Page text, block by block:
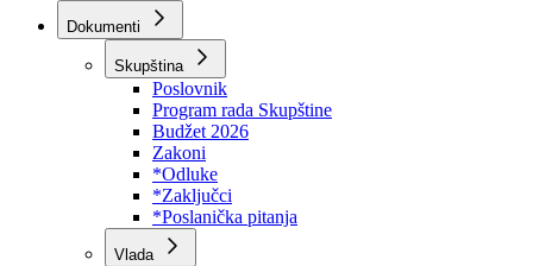
Dokumenti
Skupština
Poslovnik
Program rada Skupštine
Budžet 2026
Zakoni
*Odluke
*Zaključci
*Poslanička pitanja
Vlada